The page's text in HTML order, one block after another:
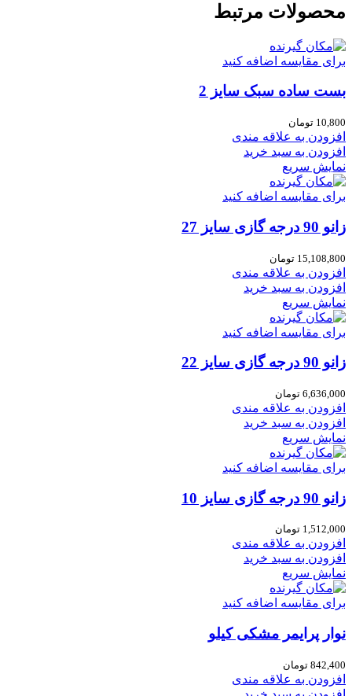
محصولات مرتبط
برای مقایسه اضافه کنید
بست ساده سبک سایز 2
10,800 تومان
افزودن به علاقه مندی
افزودن به سبد خرید
نمایش سریع
برای مقایسه اضافه کنید
زانو 90 درجه گازی سایز 27
15,108,800 تومان
افزودن به علاقه مندی
افزودن به سبد خرید
نمایش سریع
برای مقایسه اضافه کنید
زانو 90 درجه گازی سایز 22
6,636,000 تومان
افزودن به علاقه مندی
افزودن به سبد خرید
نمایش سریع
برای مقایسه اضافه کنید
زانو 90 درجه گازی سایز 10
1,512,000 تومان
افزودن به علاقه مندی
افزودن به سبد خرید
نمایش سریع
برای مقایسه اضافه کنید
نوار پرایمر مشکی کیلو
842,400 تومان
افزودن به علاقه مندی